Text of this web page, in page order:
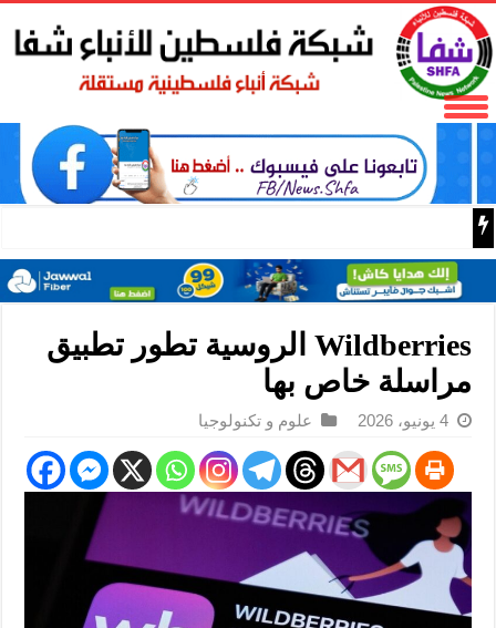
باسم الرئيس: وزير الداخلية زياد هب الريح يمنح العميد
Wildberries الروسية تطور تطبيق
مراسلة خاص بها
4 يونيو، 2026 علوم و تكنولوجيا